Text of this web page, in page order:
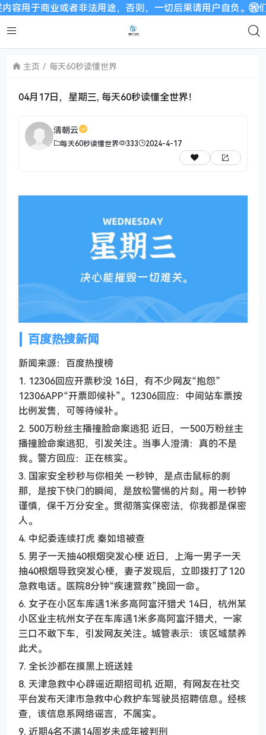
商业或者非法用途，否则，一切后果请用户自负。我们非
主页 每天60秒读懂世界
04月17日，星期三, 每天60秒读懂全世界！
清朝云
每天60秒读懂世界 333 2024-4-17
百度热搜新闻
新闻来源：百度热搜榜
1. 12306回应开票秒没 16日，有不少网友“抱怨”
12306APP“开票即候补”。12306回应：中间站车票按
比例发售，可等待候补。
2. 500万粉丝主播撞脸命案逃犯 近日，一500万粉丝主
播撞脸命案逃犯，引发关注。当事人澄清：真的不是
我。警方回应：正在核实。
3. 国家安全秒秒与你相关 一秒钟，是点击鼠标的刹
那，是按下快门的瞬间，是放松警惕的片刻。用一秒钟
谨慎，保千万分安全。贯彻落实保密法，你我都是保密
人。
4. 中纪委连续打虎 秦如培被查
5. 男子一天抽40根烟突发心梗 近日，上海一男子一天
抽40根烟导致突发心梗，妻子发现后，立即拨打了120
急救电话。医院8分钟“疾速营救”挽回一命。
6. 女子在小区车库遇1米多高阿富汗猎犬 14日，杭州某
小区业主杭州女子在车库遇1米多高阿富汗猎犬，一家
三口不敢下车，引发网友关注。城管表示：该区域禁养
此犬。
7. 全长沙都在摸黑上班送娃
8. 天津急救中心辟谣近期招司机 近期，有网友在社交
平台发布天津市急救中心救护车驾驶员招聘信息。经核
查，该信息系网络谣言，不属实。
9. 近期4名不满14周岁未成年被判刑